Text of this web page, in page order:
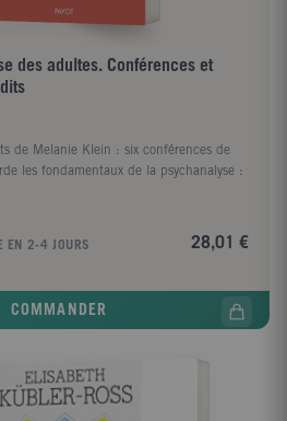
des adultes. Conférences et
de Melanie Klein : six conférences de
les fondamentaux de la psychanalyse :
EN 2-4 JOURS 28,01 €
COMMANDER